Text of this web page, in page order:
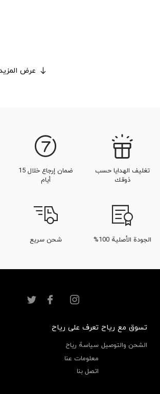
عرض
تغليف الهدايا حسب
ذوقك
ضمان إرجاع خلال 15
أيام
الجودة الأصلية 100% شحن سريع
تسوق مع رياح
الشحن والتوصيل
تعرف على رياح
سياسة رياح
معلومات عنا
اتصل بنا